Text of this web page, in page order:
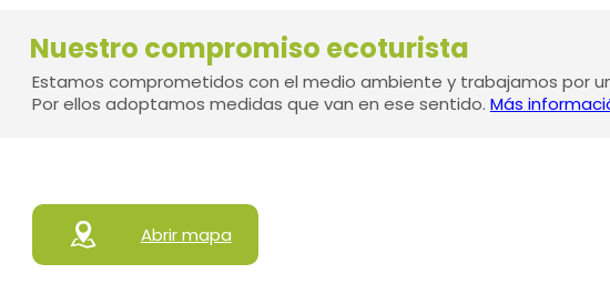
Nuestro compromiso ecoturista
Estamos comprometidos con el medio ambiente y trabajamos por
Por ellos adoptamos medidas que van en ese sentido. Más
Abrir mapa